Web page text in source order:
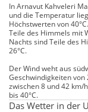
In Arnavut Kahveleri
und die Temperatur
Höchstwerten von
Teile des Himmels mit
Nachts sind Teile des
26°C.
Der Wind weht aus
Geschwindigkeiten
zwischen 8 und 42
bis 40°C.
Das Wetter in der